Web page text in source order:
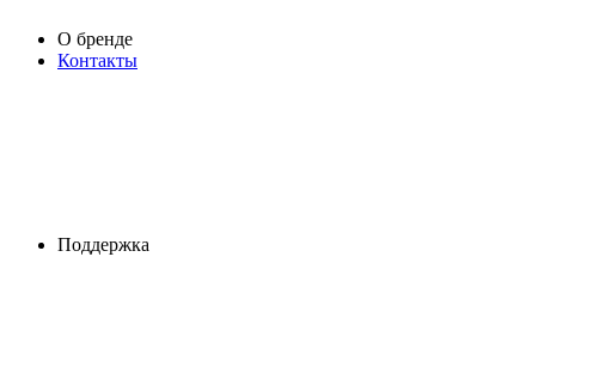
О бренде
Контакты
Поддержка